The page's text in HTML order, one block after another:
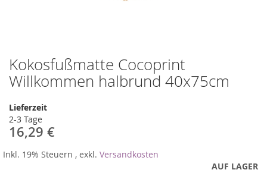
Kokosfußmatte Cocoprint
Willkommen halbrund 40x75cm
Lieferzeit
2-3 Tage
16,29 €
Inkl. 19% Steuern , exkl. Versandkosten
AUF LAGER
Zum
Anfang
der
springen